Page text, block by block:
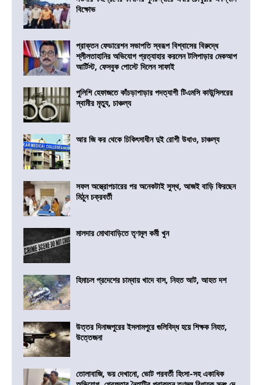
বিক্ষোভ
প্রাক্তন ফেডারেশন সভাপতি স্বরূপ বিশ্বাসের বিরুদ্ধে
শ্লীলতাহানির অভিযোগ প্রত্যাহার করলেন টলিপাড়ার মেকআপ
আর্টিস্ট, ফেসবুক পোস্টে দিলেন সাফাই
পুলিশি হেফাজতে কাঁচড়াপাড়ার পদত্যাগী টিএমসি কাউন্সিলরের
স্বামীর মৃত্যু, চাঞ্চল্য
আর জি কর থেকে চিকিৎসাধীন দুই রোগী উধাও, চাঞ্চল্য
সফল অস্ত্রোপচারের পর অনেকটাই সুস্থ, আজই বাড়ি ফিরছেন
মিঠুন চক্রবর্তী
মালদার মোথাবাড়িতে তৃণমূল কর্মী খুন
হিমাচল প্রদেশের চাম্বায় খাদে বাস, নিহত আট, আহত দশ
উত্তর দিনাজপুরের ইসলামপুরে গুলিবিদ্ধ হয়ে শিক্ষক নিহত,
উত্তেজনা
তোলাবাজি, ভয় দেখানো, ভোট পরবর্তী হিংসা-সহ একাধিক